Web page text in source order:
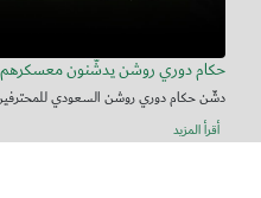
حكام دوري روشن يدشّنون معسكرهم
دشّن حكام دوري روشن السعودي
أقرأ المزيد